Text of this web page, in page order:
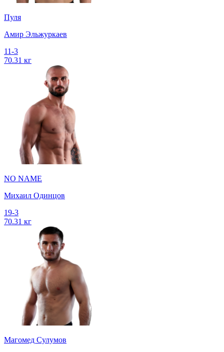
Пуля
Амир Эльжуркаев
11-3
70.31 кг
NO NAME
Михаил Одинцов
19-3
70.31 кг
Магомед Сулумов